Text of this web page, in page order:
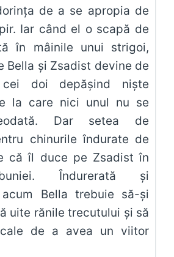
de a se apropia de
Iar când el o scapă de
în mâinile unui strigoi,
Bella și Zsadist devine de
cei doi depășind niște
la care nici unul nu se
Dar setea de
chinurile îndurate de
că îl duce pe Zsadist în
Îndurerată și
Bella trebuie să-și
uite rănile trecutului și să
de a avea un viitor